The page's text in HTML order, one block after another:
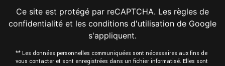
Ce site est protégé par reCAPTCHA. Les règles de
confidentialité et les conditions d'utilisation de Google
s'appliquent.
** Les données personnelles communiquées sont nécessaires aux fins de
vous contacter et sont enregistrées dans un fichier informatisé. Elles sont